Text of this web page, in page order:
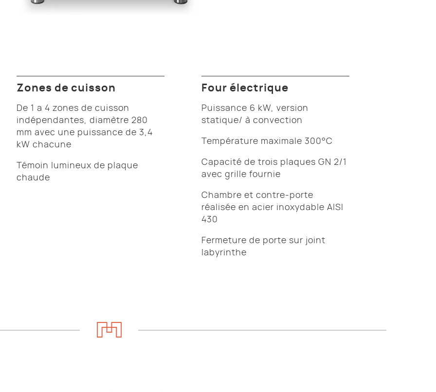
Zones de cuisson
De 1 a 4 zones de cuisson
indépendantes, diamètre 280
mm avec une puissance de 3,4
kW chacune
Témoin lumineux de plaque
chaude
Four électrique
Puissance 6 kW, version
statique/ à convection
Température maximale 300°C
Capacité de trois plaques GN 2/1
avec grille fournie
Chambre et contre-porte
réalisée en acier inoxydable AISI
430
Fermeture de porte sur joint
labyrinthe